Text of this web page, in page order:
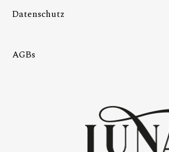
Datenschutz
AGBs